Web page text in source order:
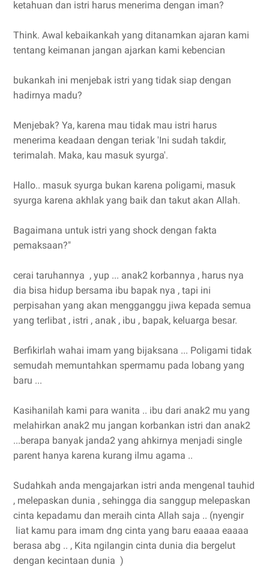
ketahuan dan istri harus menerima dengan iman?
Think. Awal kebaikankah yang ditanamkan ajaran kami
tentang keimanan jangan ajarkan kami kebencian
bukankah ini menjebak istri yang tidak siap dengan
hadirnya madu?
Menjebak? Ya, karena mau tidak mau istri harus
menerima keadaan dengan teriak 'Ini sudah takdir,
terimalah. Maka, kau masuk syurga'.
Hallo.. masuk syurga bukan karena poligami, masuk
syurga karena akhlak yang baik dan takut akan Allah.
Bagaimana untuk istri yang shock dengan fakta
pemaksaan?"
cerai taruhannya , yup ... anak2 korbannya , harus nya
dia bisa hidup bersama ibu bapak nya , tapi ini
perpisahan yang akan mengganggu jiwa kepada semua
yang terlibat , istri , anak , ibu , bapak, keluarga besar.
Berfikirlah wahai imam yang bijaksana ... Poligami tidak
semudah memuntahkan spermamu pada lobang yang
baru ...
Kasihanilah kami para wanita .. ibu dari anak2 mu yang
melahirkan anak2 mu jangan korbankan istri dan anak2
...berapa banyak janda2 yang ahkirnya menjadi single
parent hanya karena kurang ilmu agama ..
Sudahkah anda mengajarkan istri anda mengenal tauhid
, melepaskan dunia , sehingga dia sanggup melepaskan
cinta kepadamu dan meraih cinta Allah saja .. (nyengir
liat kamu para imam dng cinta yang baru eaaaa eaaaa
berasa abg .. , Kita ngilangin cinta dunia dia bergelut
dengan kecintaan dunia )